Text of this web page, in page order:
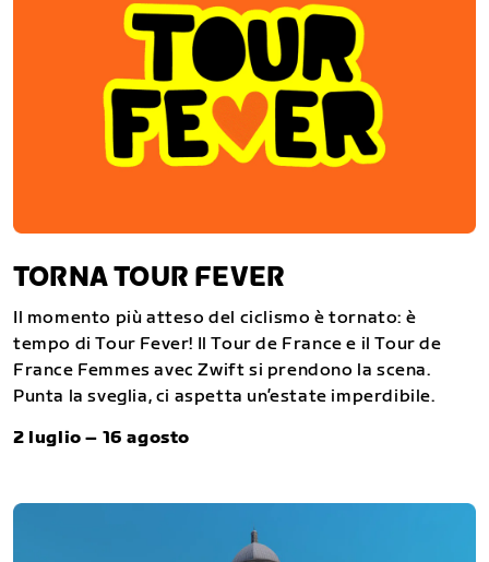
TORNA TOUR FEVER
Il momento più atteso del ciclismo è tornato: è
tempo di Tour Fever! Il Tour de France e il Tour de
France Femmes avec Zwift si prendono la scena.
Punta la sveglia, ci aspetta un’estate imperdibile.
2 luglio – 16 agosto